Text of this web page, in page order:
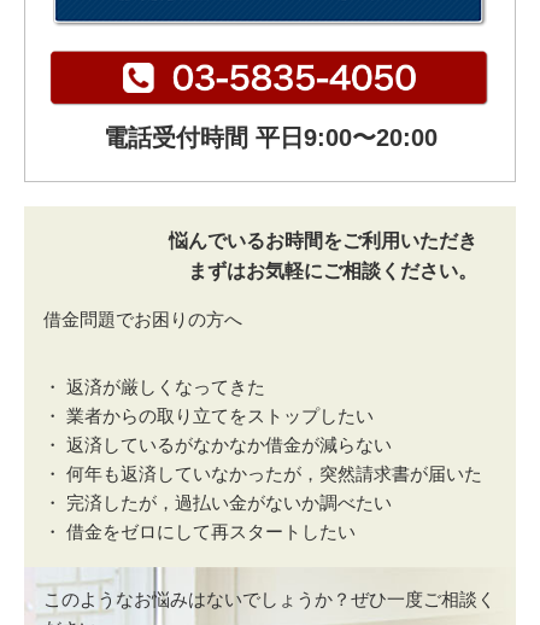
電話受付時間 平日9:00〜20:00
悩んでいるお時間をご利用いただき
まずはお気軽にご相談ください。
借金問題でお困りの方へ
・ 返済が厳しくなってきた
・ 業者からの取り立てをストップしたい
・ 返済しているがなかなか借金が減らない
・ 何年も返済していなかったが，突然請求書が届いた
・ 完済したが，過払い金がないか調べたい
・ 借金をゼロにして再スタートしたい
このようなお悩みはないでしょうか？ぜひ一度ご相談く